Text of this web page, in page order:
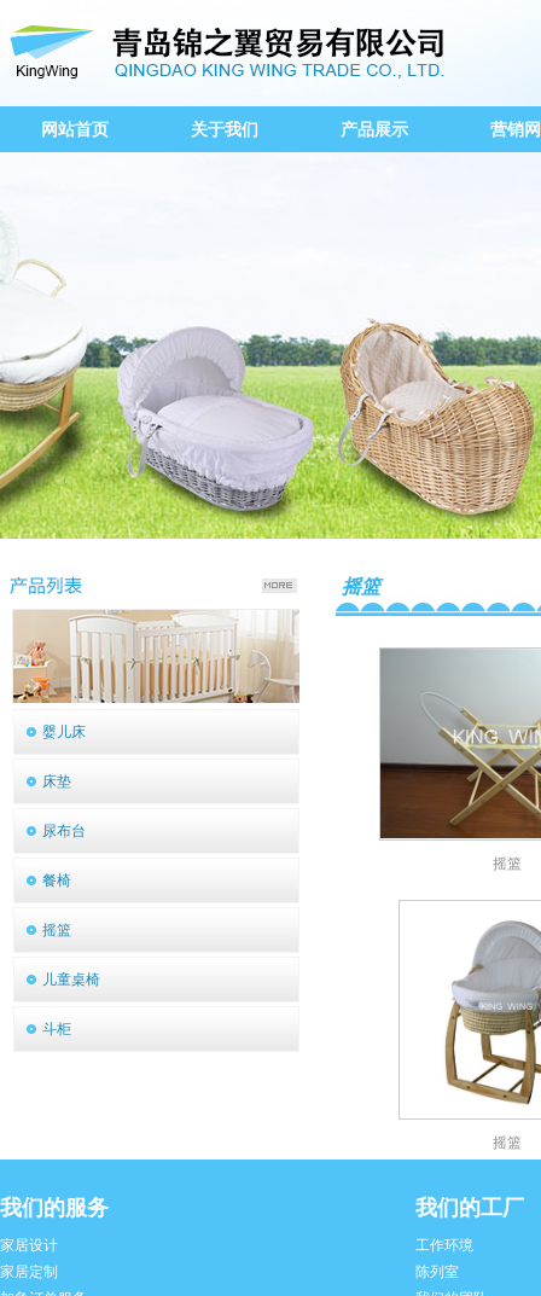
网站首页 关于我们 产品展示 营销
婴儿床
床垫
尿布台
餐椅
摇篮
儿童桌椅
斗柜
摇篮
摇篮
摇篮
我们的服务
家居设计
家居定制
我们的工厂
工作环境
陈列室